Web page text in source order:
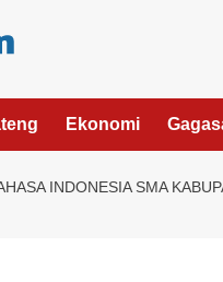
Ekonomi
INDONESIA SMA